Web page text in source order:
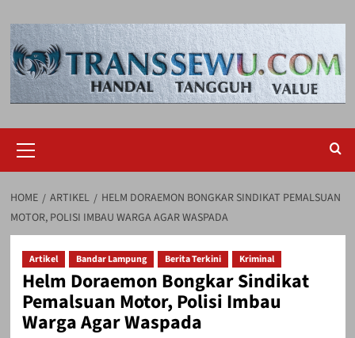
to
content
Menu
HOME ARTIKEL
HELM DORAEMON BONGKAR SINDIKAT PEMALSUAN
MOTOR, POLISI IMBAU WARGA AGAR WASPADA
Artikel Bandar Lampung Berita Terkini Kriminal
Helm Doraemon Bongkar Sindikat
Pemalsuan Motor, Polisi Imbau
Warga Agar Waspada